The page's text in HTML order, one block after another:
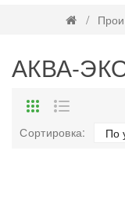
АКВА-
Сортировка: